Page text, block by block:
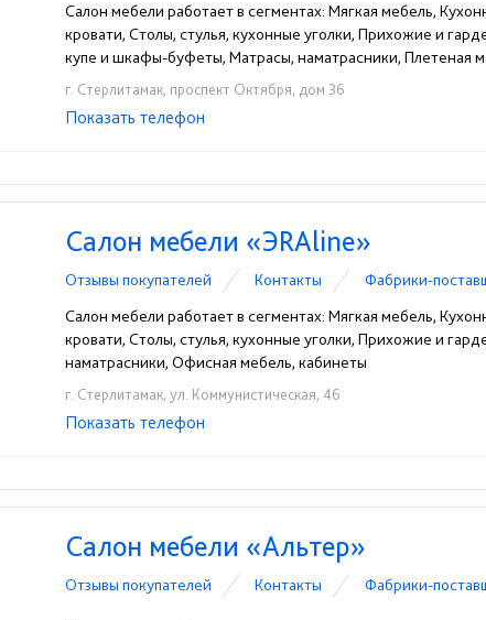
Салон мебели работает в сегментах: Мягкая мебель,
кровати, Столы, стулья, кухонные уголки, Прихожие и
купе и шкафы-буфеты, Матрасы, наматрасники, Плетеная
г. Стерлитамак, проспект Октября, дом 36
☎+7 (3473) 30-94-30
Показать телефон
Салон мебели «ЭRAline»
Отзывы покупателей Контакты
Фабрики-
Салон мебели работает в сегментах: Мягкая мебель,
кровати, Столы, стулья, кухонные уголки, Прихожие и
наматрасники, Офисная мебель, кабинеты
г. Стерлитамак, ул. Коммунистическая, 46
☎+7-917-477-26-23
Показать телефон
Салон мебели «Альтер»
Отзывы покупателей Контакты Фабрики-